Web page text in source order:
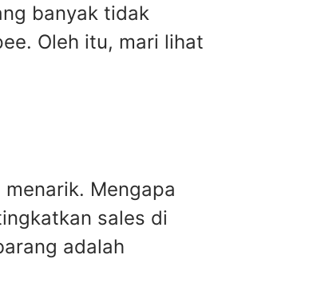
banyak tidak
Oleh itu, mari lihat
Mengapa
sales di
adalah